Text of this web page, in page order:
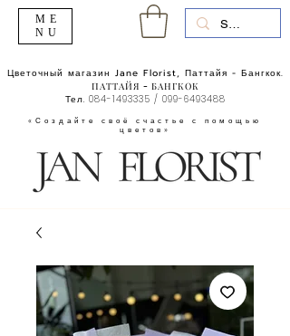
«Создайте своё счастье с помощью
цветов»
Цветочный магазин Jane Florist, Паттайя - Бангкок.
ПАТТАЙЯ - БАНГКОК
Тел. 084-1493335 / 099-6493488
ME
NU